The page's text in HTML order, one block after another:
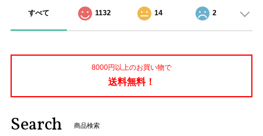
すべて 1132 14 2
8000円以上のお買い物で
送料無料！
Search 商品検索